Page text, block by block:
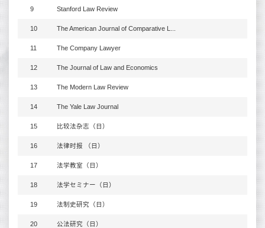
9 Stanford Law Review
10 The American Journal of Comparative L...
11 The Company Lawyer
12 The Journal of Law and Economics
13 The Modern Law Review
14 The Yale Law Journal
15 比较法杂志（日）
16 法律时报 （日）
17 法学教室（日）
18 法学セミナー（日）
19 法制史研究（日）
20 公法研究（日）